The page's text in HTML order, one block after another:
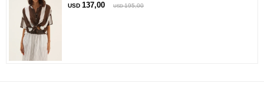
USD 137,00 USD 195,00